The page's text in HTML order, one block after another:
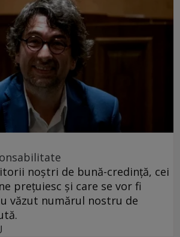
noștri de bună-credință, cei
prețuiesc și care se vor fi
văzut numărul nostru de